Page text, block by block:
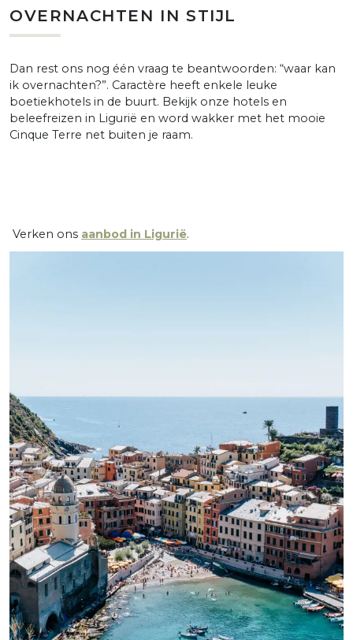
OVERNACHTEN IN STIJL
Dan rest ons nog één vraag te beantwoorden: “waar kan
ik overnachten?”. Caractère heeft enkele leuke
boetiekhotels in de buurt. Bekijk onze hotels en
beleefreizen in Ligurië en word wakker met het mooie
Cinque Terre net buiten je raam.
Verken ons aanbod in Ligurië.